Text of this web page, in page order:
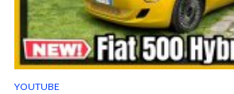
YOUTUBE